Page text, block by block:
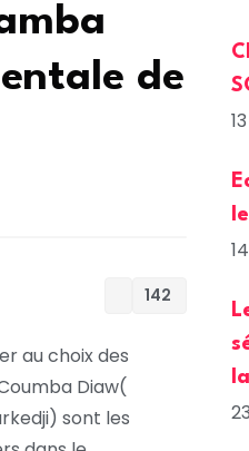
de
142
au choix des
Diaw(
sont les